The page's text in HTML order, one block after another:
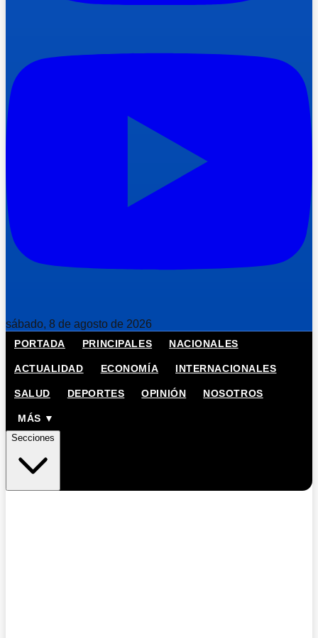
sábado, 8 de agosto de 2026
PORTADA PRINCIPALES NACIONALES
ACTUALIDAD ECONOMÍA INTERNACIONALES
SALUD DEPORTES OPINIÓN NOSOTROS
MÁS ▼
Secciones